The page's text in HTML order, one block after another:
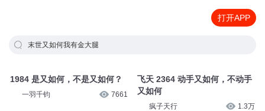
打开APP
末世又如何我有金大腿
1984 是又如何，不是又如何？
一羽千钧 7661
飞天 2364 动手又如何，不动手
又如何
疯子天行 1.3万